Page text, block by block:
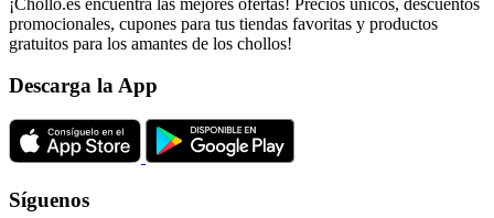
promocionales, cupones para tus tiendas favoritas y productos
gratuitos para los amantes de los chollos!
Descarga la App
Síguenos